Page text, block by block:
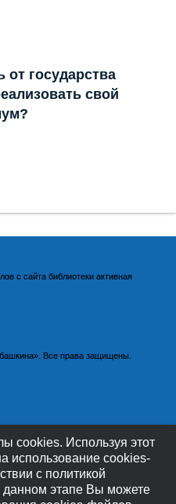
от государства
свой
с сайта библиотеки активная
Все права защищены.
cookies. Используя этот
использование cookies-
с политикой
этапе Вы можете